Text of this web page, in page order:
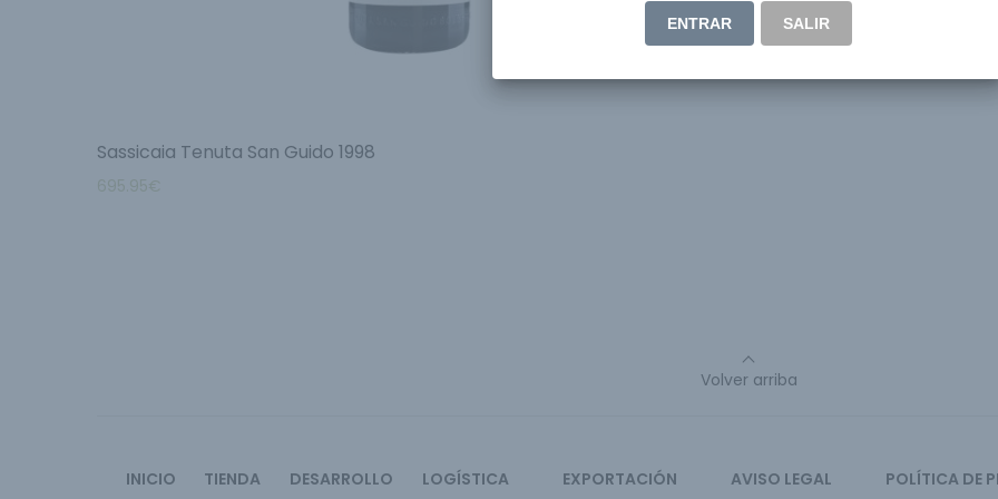
Sassicaia Tenuta San Guido 1998
695.95€
Volver arriba
INICIO TIENDA DESARROLLO LOGÍSTICA EXPORTACIÓN AVISO LEGAL POLÍTICA DE
ENTRAR SALIR